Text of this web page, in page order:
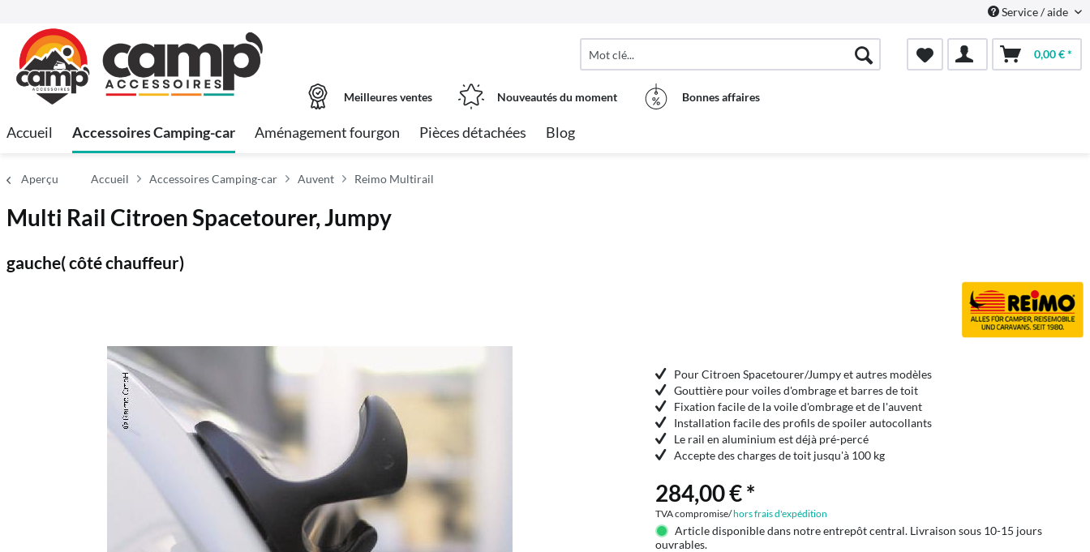
Service / aide
0,00 € *
Meilleures ventes Nouveautés du moment Bonnes affaires
Accueil Accessoires Camping-car Aménagement fourgon Pièces détachées Blog
Aperçu Accueil Accessoires Camping-car Auvent Reimo Multirail
Multi Rail Citroen Spacetourer, Jumpy
gauche( côté chauffeur)
Pour Citroen Spacetourer/Jumpy et autres modèles
Gouttière pour voiles d'ombrage et barres de toit
Fixation facile de la voile d'ombrage et de l'auvent
Installation facile des profils de spoiler autocollants
Le rail en aluminium est déjà pré-percé
Accepte des charges de toit jusqu'à 100 kg
284,00 € *
TVA compromise/hors frais d'expédition
Article disponible dans notre entrepôt central. Livraison sous 10-15 jours
ouvrables.